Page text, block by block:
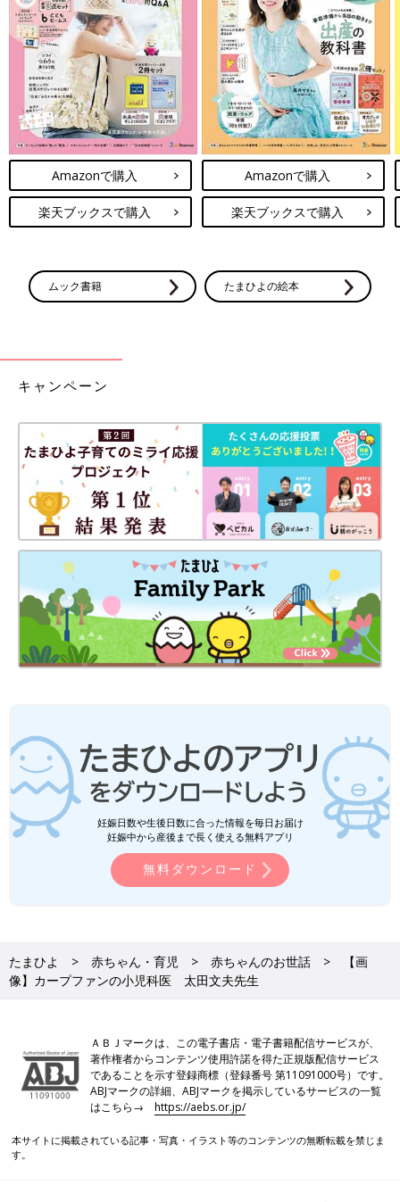
Amazonで購入
楽天ブックスで購入
Amazonで購入
楽天ブックスで購入
ムック書籍 たまひよの絵本
キャンペーン
妊娠日数や生後日数に合った情報を毎日お届け
妊娠中から産後まで長く使える無料アプリ
無料ダウンロード
たまひよ 赤ちゃん・育児 赤ちゃんのお世話
【画
像】カープファンの小児科医 太田文夫先生
ＡＢＪマークは、この電子書店・電子書籍配信サービスが、
著作権者からコンテンツ使用許諾を得た正規版配信サービス
であることを示す登録商標（登録番号 第11091000号）です。
ABJマークの詳細、ABJマークを掲示しているサービスの一覧
はこちら→https://aebs.or.jp/
本サイトに掲載されている記事・写真・イラスト等のコンテンツの無断転載を禁じま
す。